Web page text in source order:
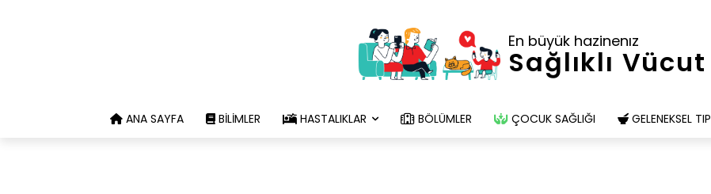
En büyük hazinenız
Sağlıklı Vücut
ANA SAYFA BILIMLER HASTALIKLAR BÖLÜMLER ÇOCUK SAĞLIĞI GELENEKSEL TIP